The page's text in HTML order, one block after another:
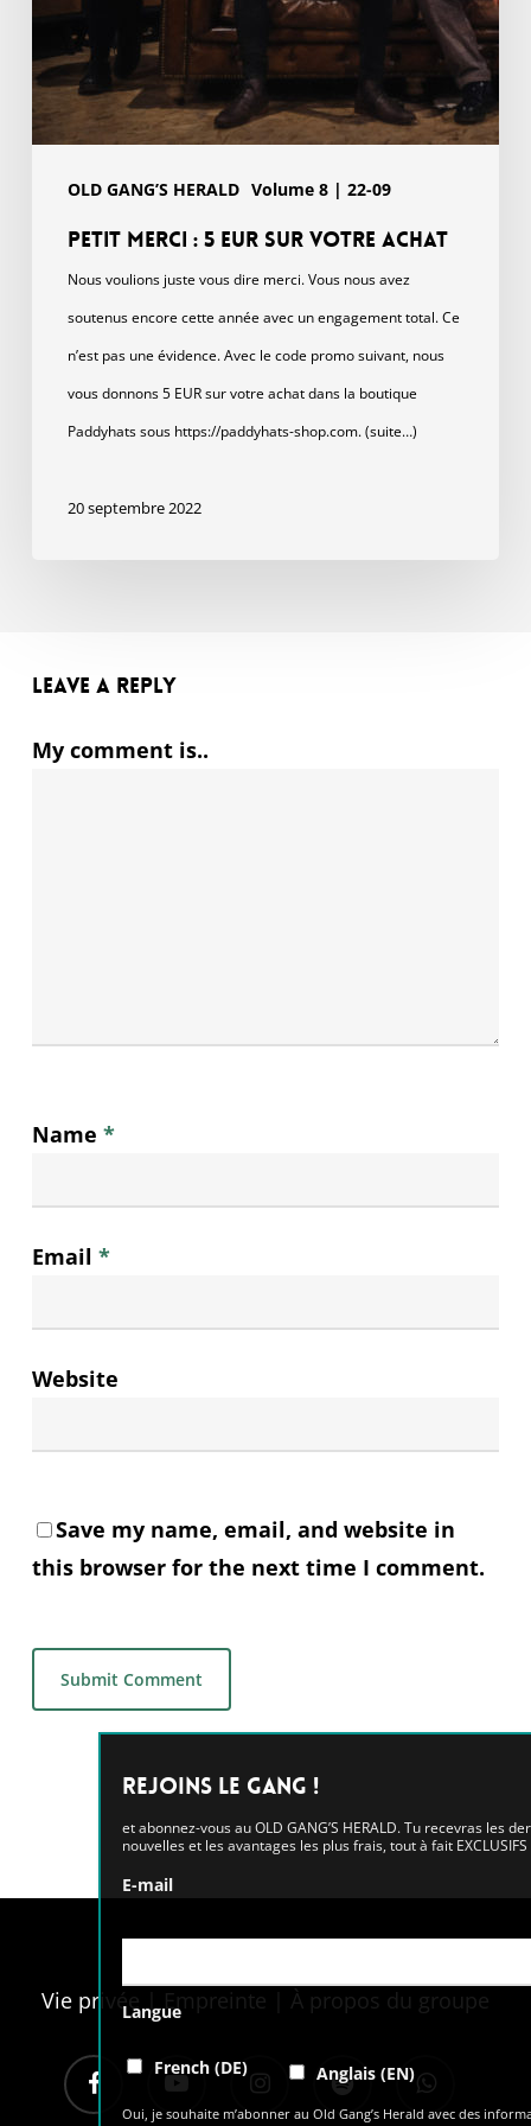
OLD GANG’S HERALD Volume 8 | 22-09
Petit merci : 5 EUR sur votre achat
Nous voulions juste vous dire merci. Vous nous avez
soutenus encore cette année avec un engagement total. Ce
n’est pas une évidence. Avec le code promo suivant, nous
vous donnons 5 EUR sur votre achat dans la boutique
Paddyhats sous https://paddyhats-shop.com. (suite…)
20 septembre 2022
Leave a Reply
My comment is..
Name *
Email *
Website
Save my name, email, and website in
this browser for the next time I comment.
Vie privée Empreinte À propos du groupe
facebook youtube instagram spotify whatsapp
Rejoins le GANG !
et abonnez-vous au OLD GANG’S HERALD. Tu recevras les dernières
nouvelles et les avantages les plus frais, tout à fait EXCLUSIFS !
Langue
French (DE) Anglais (EN)
Oui, je souhaite m’abonner au Old Gang’s Herald avec des informations